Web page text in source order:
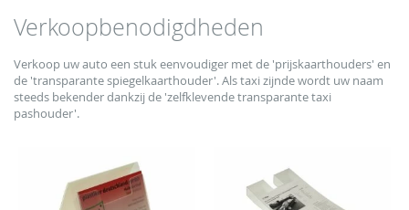
Verkoopbenodigdheden
Verkoop uw auto een stuk eenvoudiger met de 'prijskaarthouders' en
de 'transparante spiegelkaarthouder'. Als taxi zijnde wordt uw naam
steeds bekender dankzij de 'zelfklevende transparante taxi
pashouder'.